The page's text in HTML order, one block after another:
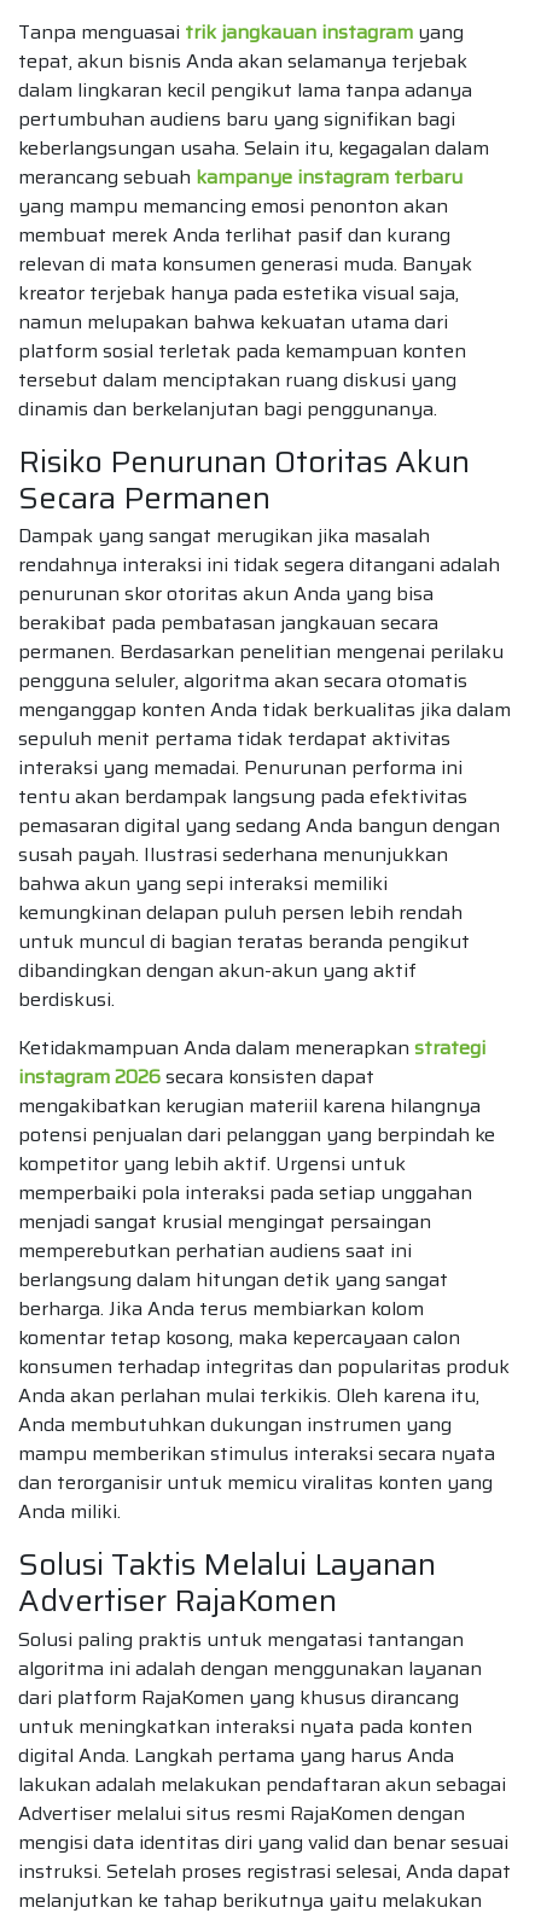
Tanpa menguasai trik jangkauan instagram yang
tepat, akun bisnis Anda akan selamanya terjebak
dalam lingkaran kecil pengikut lama tanpa adanya
pertumbuhan audiens baru yang signifikan bagi
keberlangsungan usaha. Selain itu, kegagalan dalam
merancang sebuah kampanye instagram terbaru
yang mampu memancing emosi penonton akan
membuat merek Anda terlihat pasif dan kurang
relevan di mata konsumen generasi muda. Banyak
kreator terjebak hanya pada estetika visual saja,
namun melupakan bahwa kekuatan utama dari
platform sosial terletak pada kemampuan konten
tersebut dalam menciptakan ruang diskusi yang
dinamis dan berkelanjutan bagi penggunanya.
Risiko Penurunan Otoritas Akun
Secara Permanen
Dampak yang sangat merugikan jika masalah
rendahnya interaksi ini tidak segera ditangani adalah
penurunan skor otoritas akun Anda yang bisa
berakibat pada pembatasan jangkauan secara
permanen. Berdasarkan penelitian mengenai perilaku
pengguna seluler, algoritma akan secara otomatis
menganggap konten Anda tidak berkualitas jika dalam
sepuluh menit pertama tidak terdapat aktivitas
interaksi yang memadai. Penurunan performa ini
tentu akan berdampak langsung pada efektivitas
pemasaran digital yang sedang Anda bangun dengan
susah payah. Ilustrasi sederhana menunjukkan
bahwa akun yang sepi interaksi memiliki
kemungkinan delapan puluh persen lebih rendah
untuk muncul di bagian teratas beranda pengikut
dibandingkan dengan akun-akun yang aktif
berdiskusi.
Ketidakmampuan Anda dalam menerapkan strategi
instagram 2026secara konsisten dapat
mengakibatkan kerugian materiil karena hilangnya
potensi penjualan dari pelanggan yang berpindah ke
kompetitor yang lebih aktif. Urgensi untuk
memperbaiki pola interaksi pada setiap unggahan
menjadi sangat krusial mengingat persaingan
memperebutkan perhatian audiens saat ini
berlangsung dalam hitungan detik yang sangat
berharga. Jika Anda terus membiarkan kolom
komentar tetap kosong, maka kepercayaan calon
konsumen terhadap integritas dan popularitas produk
Anda akan perlahan mulai terkikis. Oleh karena itu,
Anda membutuhkan dukungan instrumen yang
mampu memberikan stimulus interaksi secara nyata
dan terorganisir untuk memicu viralitas konten yang
Anda miliki.
Solusi Taktis Melalui Layanan
Advertiser RajaKomen
Solusi paling praktis untuk mengatasi tantangan
algoritma ini adalah dengan menggunakan layanan
dari platform RajaKomen yang khusus dirancang
untuk meningkatkan interaksi nyata pada konten
digital Anda. Langkah pertama yang harus Anda
lakukan adalah melakukan pendaftaran akun sebagai
Advertiser melalui situs resmi RajaKomen dengan
mengisi data identitas diri yang valid dan benar sesuai
instruksi. Setelah proses registrasi selesai, Anda dapat
melanjutkan ke tahap berikutnya yaitu melakukan